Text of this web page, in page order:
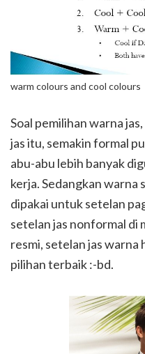
warm colours and cool colours
Soal pemilihan warna
jas itu, semakin formal
abu-abu lebih banyak
kerja. Sedangkan warna
dipakai untuk setelan
setelan jas nonformal di
resmi, setelan jas warna
pilihan terbaik :-bd.